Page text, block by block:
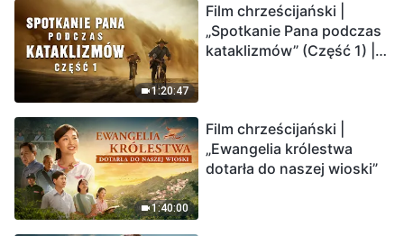
Ludzkość weszła w
odliczanie. Czy znalazłeś
już drogę ocalenia?
1:20:47
Film chrześcijański |
„Spotkanie Pana podczas
kataklizmów” (Część 1) |
1:40:00
Film chrześcijański |
„Ewangelia królestwa
dotarła do naszej wioski”